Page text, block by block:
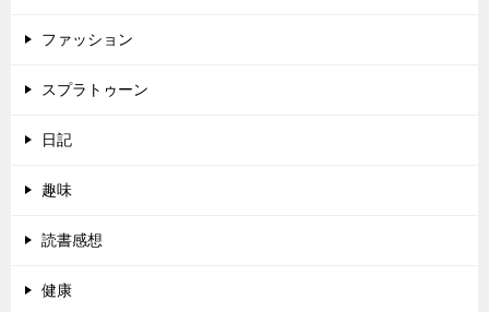
ファッション
スプラトゥーン
日記
趣味
読書感想
健康